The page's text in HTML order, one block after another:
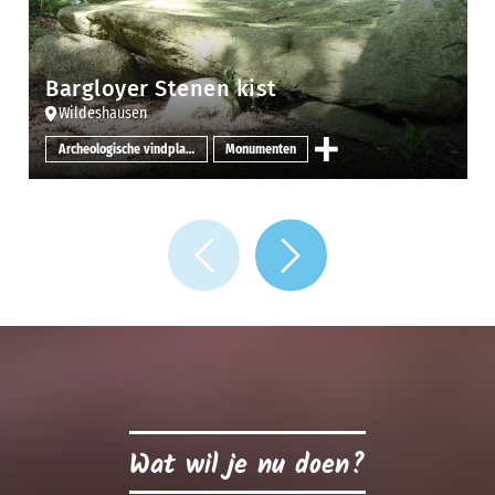
Bargloyer Stenen kist
Wildeshausen
Archeologische vindplaatsen Monumenten
Wat wil je nu doen?